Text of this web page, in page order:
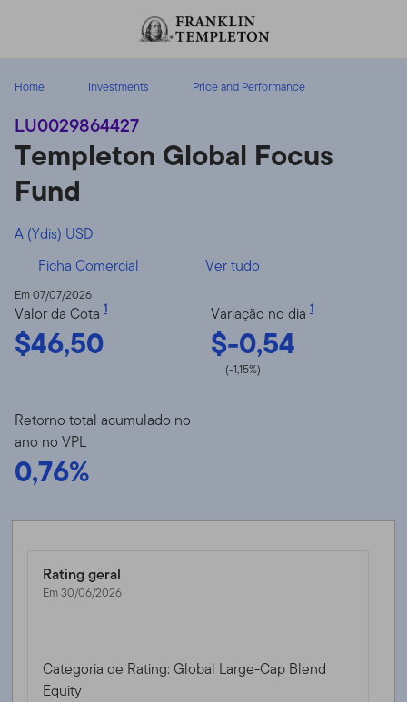
Home Investments Price and Performance
LU0029864427
Templeton Global Focus
Fund
A (Ydis) USD
Ficha Comercial
Ver tudo
Em 07/07/2026
Valor da Cota 1
$46,50
Variação no dia 1
$-0,54
(-1,15%)
Retorno total acumulado no
ano no VPL
0,76%
Rating geral
Em 30/06/2026
Categoria de Rating: Global Large-Cap Blend
Equity